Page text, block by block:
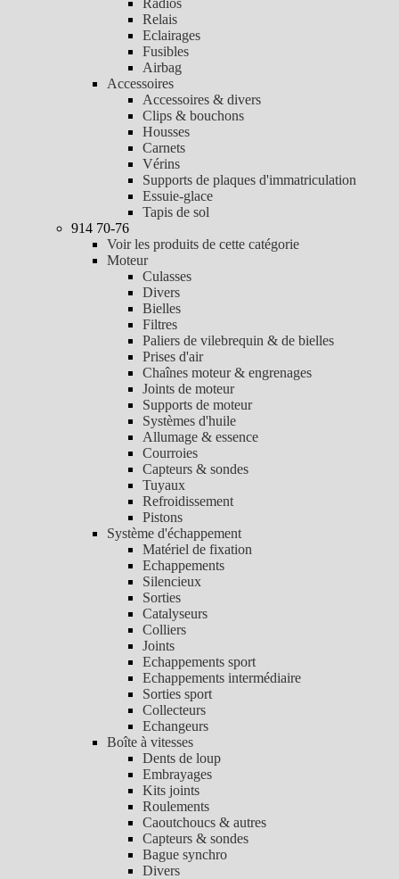
Radios
Relais
Eclairages
Fusibles
Airbag
Accessoires
Accessoires & divers
Clips & bouchons
Housses
Carnets
Vérins
Supports de plaques d'immatriculation
Essuie-glace
Tapis de sol
914 70-76
Voir les produits de cette catégorie
Moteur
Culasses
Divers
Bielles
Filtres
Paliers de vilebrequin & de bielles
Prises d'air
Chaînes moteur & engrenages
Joints de moteur
Supports de moteur
Systèmes d'huile
Allumage & essence
Courroies
Capteurs & sondes
Tuyaux
Refroidissement
Pistons
Système d'échappement
Matériel de fixation
Echappements
Silencieux
Sorties
Catalyseurs
Colliers
Joints
Echappements sport
Echappements intermédiaire
Sorties sport
Collecteurs
Echangeurs
Boîte à vitesses
Dents de loup
Embrayages
Kits joints
Roulements
Caoutchoucs & autres
Capteurs & sondes
Bague synchro
Divers